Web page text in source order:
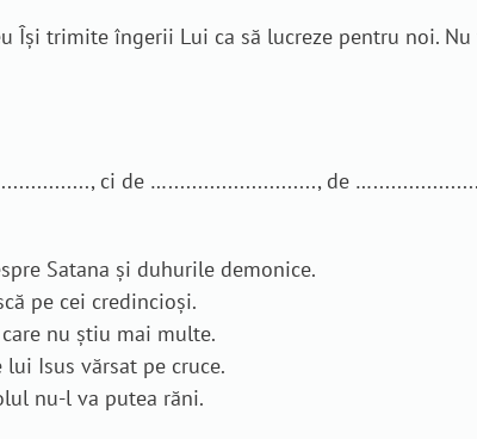
Își trimite îngerii Lui ca să lucreze pentru noi.
ci de …........................., de
Satana și duhurile demonice.
pe cei credincioși.
nu știu mai multe.
Isus vărsat pe cruce.
nu-l va putea răni.